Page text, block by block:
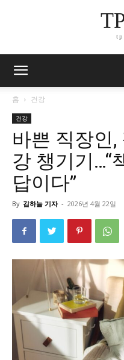
홈 건강
건강
바쁜 직장인,
강 챙기기…“
답이다”
By 김하늘 기자 - 2026년 4월 22일